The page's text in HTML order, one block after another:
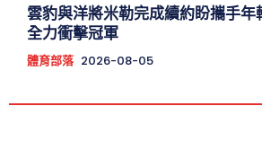
雲豹與洋將米勒完成續約盼攜手年
全力衝擊冠軍
體育部落 2026-08-05